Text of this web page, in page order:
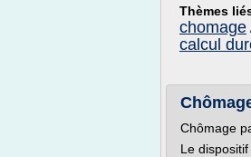
Thèmes
chomage
calcul
Chômage
Le